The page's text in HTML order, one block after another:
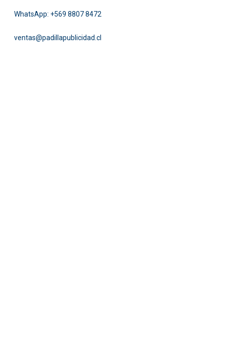
WhatsApp: +569 8807 8472
ventas@padillapublicidad.cl